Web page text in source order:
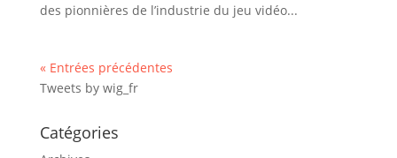
des pionnières de l’industrie du jeu vidéo...
« Entrées précédentes
Tweets by wig_fr
Catégories